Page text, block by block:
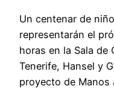
Un centenar de
representarán el
horas en la Sala de
Tenerife, Hansel y
proyecto de Manos